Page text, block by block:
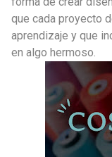
que cada proyecto
aprendizaje y que
en algo hermoso.